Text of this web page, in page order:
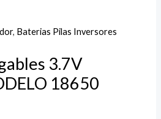
, Baterias Pilas Inversores
3.7V
18650